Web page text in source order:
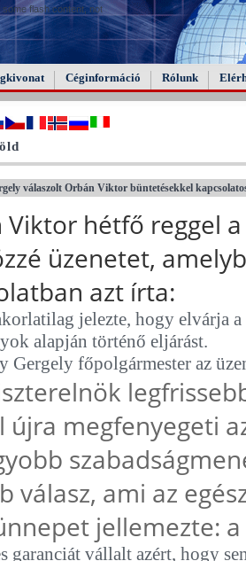
flash content, not
Céginformáció Rólunk
válaszolt Orbán Viktor büntetésekkel
Viktor hétfő reggel
üzenetet,
azt írta:
jelezte, hogy elvárja
alapján történő eljárást.
Gergely főpolgármester az
újra megfenyegeti
válasz, ami az
jellemezte:
garanciát vállalt azért, hogy